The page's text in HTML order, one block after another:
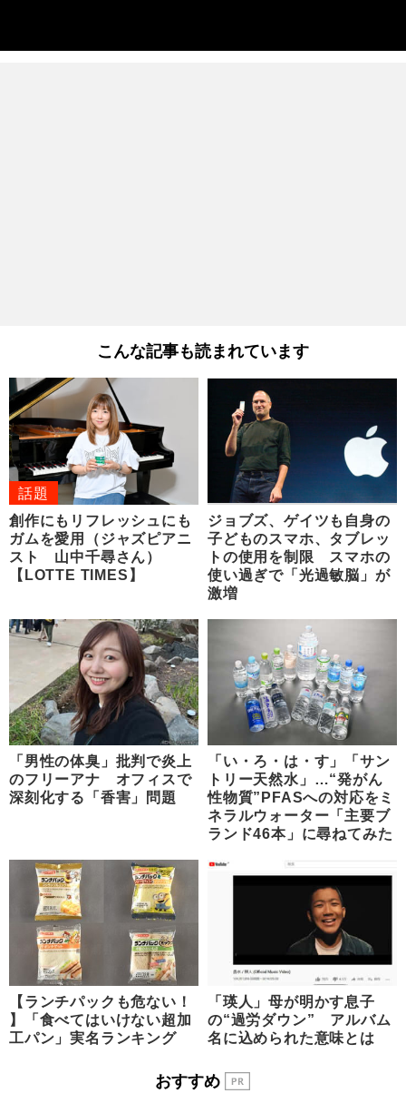
こんな記事も読まれています
話題
創作にもリフレッシュにも
ガムを愛用（ジャズピアニ
スト 山中千尋さん）
【LOTTE TIMES】
ジョブズ、ゲイツも自身の
子どものスマホ、タブレッ
トの使用を制限 スマホの
使い過ぎで「光過敏脳」が
激増
「男性の体臭」批判で炎上
のフリーアナ オフィスで
深刻化する「香害」問題
「い・ろ・は・す」「サン
トリー天然水」…“発がん
性物質”PFASへの対応をミ
ネラルウォーター「主要ブ
ランド46本」に尋ねてみた
【ランチパックも危ない！
】「食べてはいけない超加
工パン」実名ランキング
「瑛人」母が明かす息子
の“過労ダウン” アルバム
名に込められた意味とは
おすすめ